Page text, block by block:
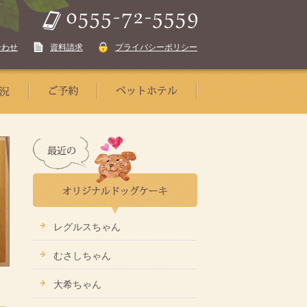
せ 資料請求 プライバシーポリシー
レグルスちゃん
むさしちゃん
大希ちゃん